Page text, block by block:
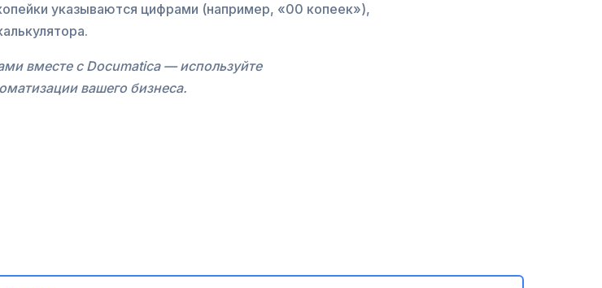
указываются цифрами (например, «00 копеек»),
вместе с Documatica — используйте
вашего бизнеса.